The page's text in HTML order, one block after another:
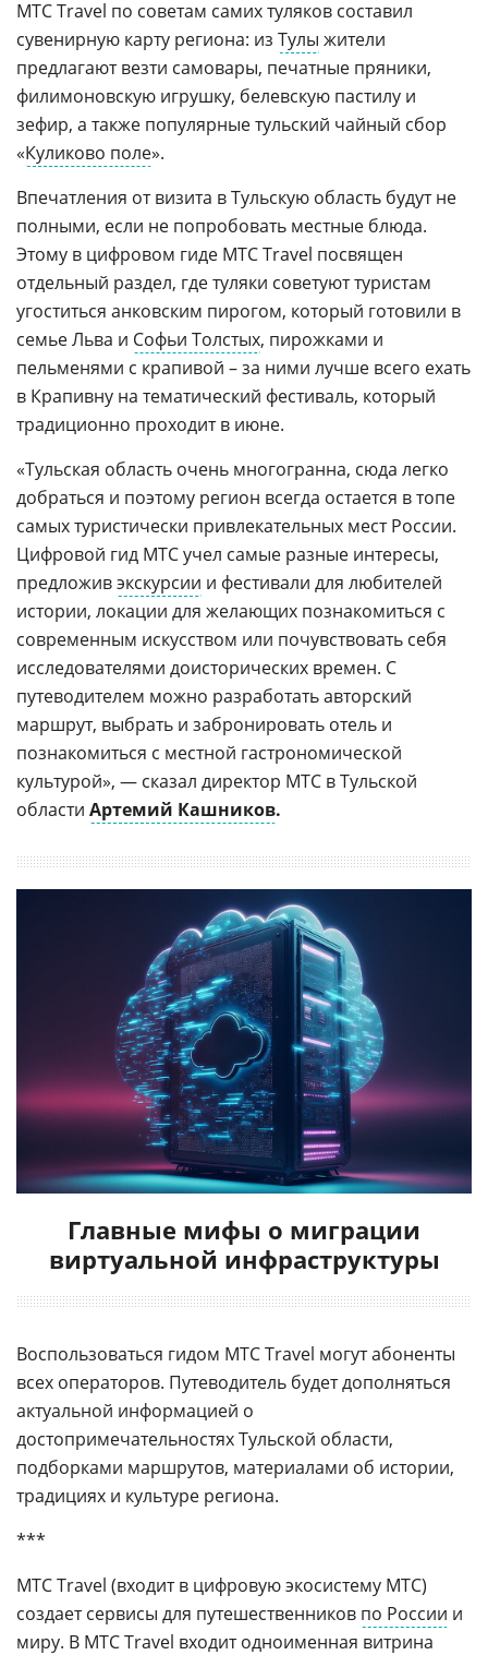
МТС Travel по советам самих туляков составил
сувенирную карту региона: из Тулы жители
предлагают везти самовары, печатные пряники,
филимоновскую игрушку, белевскую пастилу и
зефир, а также популярные тульский чайный сбор
«Куликово поле».
Впечатления от визита в Тульскую область будут не
полными, если не попробовать местные блюда.
Этому в цифровом гиде МТС Travel посвящен
отдельный раздел, где туляки советуют туристам
угоститься анковским пирогом, который готовили в
семье Льва и Софьи Толстых, пирожками и
пельменями с крапивой – за ними лучше всего ехать
в Крапивну на тематический фестиваль, который
традиционно проходит в июне.
«Тульская область очень многогранна, сюда легко
добраться и поэтому регион всегда остается в топе
самых туристически привлекательных мест России.
Цифровой гид МТС учел самые разные интересы,
предложивэкскурсии и фестивали для любителей
истории, локации для желающих познакомиться с
современным искусством или почувствовать себя
исследователями доисторических времен. С
путеводителем можно разработать авторский
маршрут, выбрать и забронировать отель и
познакомиться с местной гастрономической
культурой», — сказал директор МТС в Тульской
области Артемий Кашников.
Главные мифы о миграции
виртуальной инфраструктуры
Воспользоваться гидом МТС Travel могут абоненты
всех операторов. Путеводитель будет дополняться
актуальной информацией о
достопримечательностях Тульской области,
подборками маршрутов, материалами об истории,
традициях и культуре региона.
***
МТС Travel (входит в цифровую экосистему МТС)
создает сервисы для путешественников по России и
миру. В МТС Travel входит одноименная витрина